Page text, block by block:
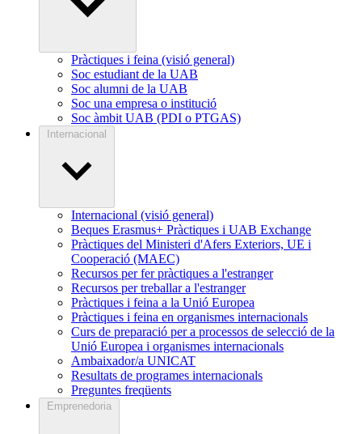
Pràctiques i feina (visió general)
Soc estudiant de la UAB
Soc alumni de la UAB
Soc una empresa o institució
Soc àmbit UAB (PDI o PTGAS)
Internacional
Internacional (visió general)
Beques Erasmus+ Pràctiques i UAB Exchange
Pràctiques del Ministeri d'Afers Exteriors, UE i
Cooperació (MAEC)
Recursos per fer pràctiques a l'estranger
Recursos per treballar a l'estranger
Pràctiques i feina a la Unió Europea
Pràctiques i feina en organismes internacionals
Curs de preparació per a processos de selecció de la
Unió Europea i organismes internacionals
Ambaixador/a UNICAT
Resultats de programes internacionals
Preguntes freqüents
Emprenedoria